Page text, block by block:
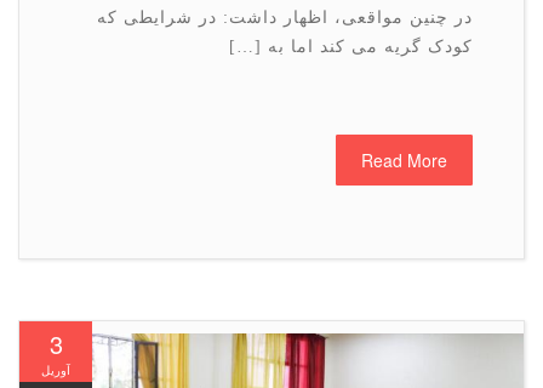
در چنین مواقعی، اظهار داشت: در شرایطی که
کودک گریه می کند اما به […]
Read More
3
آوریل